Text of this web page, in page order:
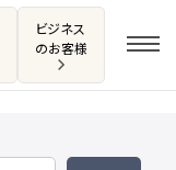
ビジネス
のお客様